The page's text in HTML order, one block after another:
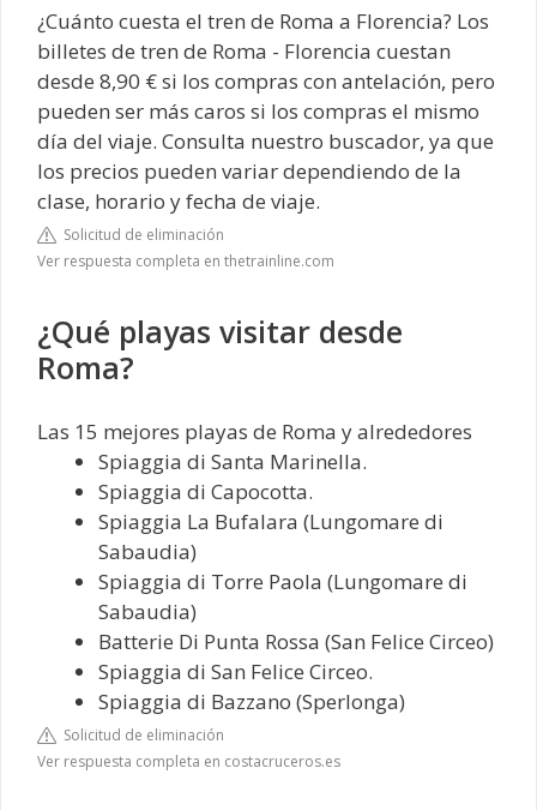
¿Cuánto cuesta el tren de Roma a Florencia? Los
billetes de tren de Roma - Florencia cuestan
desde 8,90 € si los compras con antelación, pero
pueden ser más caros si los compras el mismo
día del viaje. Consulta nuestro buscador, ya que
los precios pueden variar dependiendo de la
clase, horario y fecha de viaje.
Solicitud de eliminación
Ver respuesta completa en thetrainline.com
¿Qué playas visitar desde
Roma?
Las 15 mejores playas de Roma y alrededores
Spiaggia di Santa Marinella.
Spiaggia di Capocotta.
Spiaggia La Bufalara (Lungomare di
Sabaudia)
Spiaggia di Torre Paola (Lungomare di
Sabaudia)
Batterie Di Punta Rossa (San Felice Circeo)
Spiaggia di San Felice Circeo.
Spiaggia di Bazzano (Sperlonga)
Solicitud de eliminación
Ver respuesta completa en costacruceros.es